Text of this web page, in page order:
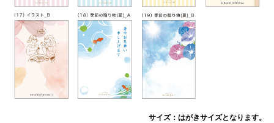
サイズ：はがきサイズとなります。